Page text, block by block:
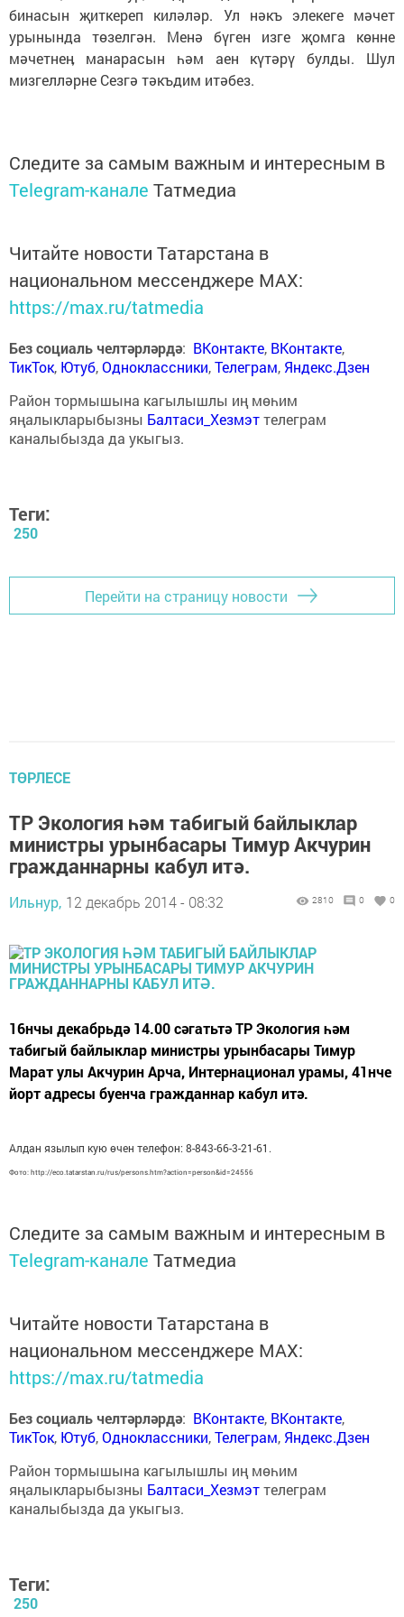
бинасын җиткереп киләләр. Ул нәкъ элекеге мәчет
урынында төзелгән. Менә бүген изге җомга көнне
мәчетнеӊ манарасын һәм аен күтәрү булды. Шул
мизгелләрне Сезгә тәкъдим итәбез.
Следите за самым важным и интересным в
Telegram-канале Татмедиа
Читайте новости Татарстана в
национальном мессенджере MАХ:
https://max.ru/tatmedia
Без социаль челтәрләрдә: ВКонтакте, ВКонтакте,
ТикТок, Ютуб,Одноклассники,Телеграм, Яндекс.Дзен
Район тормышына кагылышлы иң мөһим
яңалыкларыбызны Балтаси_Хезмэттелеграм
каналыбызда да укыгыз.
Теги:
250
Перейти на страницу новости
ТӨРЛЕСЕ
ТР Экология һәм табигый байлыклар
министры урынбасары Тимур Акчурин
гражданнарны кабул итә.
Ильнур, 12 декабрь 2014 - 08:32 2810 0 0
16нчы декабрьдә 14.00 сәгатьтә ТР Экология һәм
табигый байлыклар министры урынбасары Тимур
Марат улы Акчурин Арча, Интернационал урамы, 41нче
йорт адресы буенча гражданнар кабул итә.
Алдан язылып кую өчен телефон: 8-843-66-3-21-61.
Фото: http://eco.tatarstan.ru/rus/persons.htm?action=person&id=24556
Следите за самым важным и интересным в
Telegram-канале Татмедиа
Читайте новости Татарстана в
национальном мессенджере MАХ:
https://max.ru/tatmedia
Без социаль челтәрләрдә: ВКонтакте, ВКонтакте,
ТикТок, Ютуб,Одноклассники,Телеграм, Яндекс.Дзен
Район тормышына кагылышлы иң мөһим
яңалыкларыбызны Балтаси_Хезмэттелеграм
каналыбызда да укыгыз.
Теги:
250